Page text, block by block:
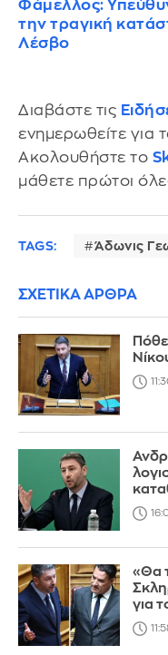
Φάμελλος:
την τραγική
Λέσβο
Διαβάστε τις
ενημερωθείτε για
Ακολουθήστε το
μάθετε πρώτοι
TAGS: Άδωνις
ΣΧΕΤΙΚΑ ΑΡΘΡΑ
«Θα
για